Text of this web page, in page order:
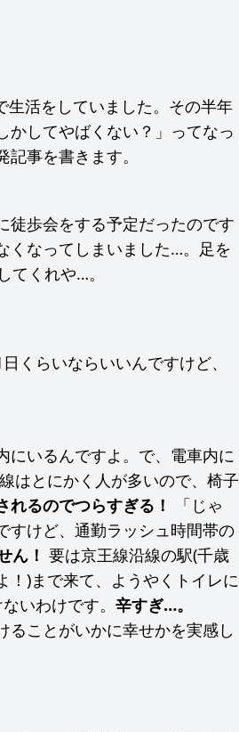
生活をしていました。その半年
かしてやばくない？」ってなっ
事を書きます。
徒歩会をする予定だったのです
くなってしまいました…。足を
てくれや…。
くらいならいいんですけど、
にいるんですよ。で、電車内に
はとにかく人が多いので、椅子
るのでつらすぎる！
「じゃ
すけど、通勤ラッシュ時間帯の
ん！ 要は京王線沿線の駅(千歳
！)まで来て、ようやくトイレに
いわけです。 辛すぎ…。
ることがいかに幸せかを実感し